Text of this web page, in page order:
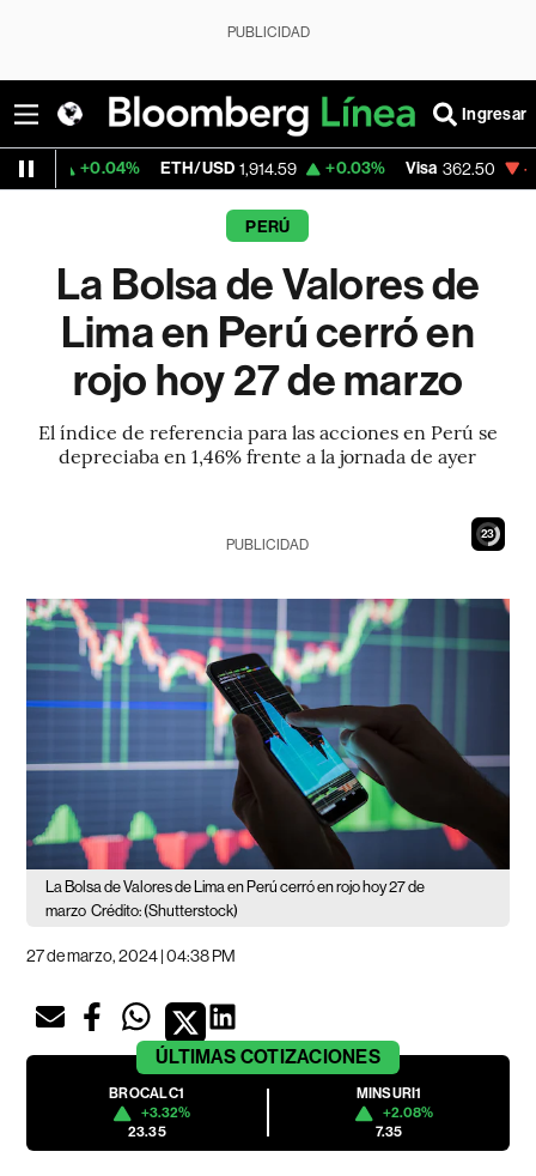
PUBLICIDAD
Ingresar
ETH/USD 1,914.59 +0.03% Visa 362.50 -2.15%
PERÚ
La Bolsa de Valores de
Lima en Perú cerró en
rojo hoy 27 de marzo
El índice de referencia para las acciones en Perú se
depreciaba en 1,46% frente a la jornada de ayer
22
PUBLICIDAD
La Bolsa de Valores de Lima en Perú cerró en rojo hoy 27 de
marzo Crédito: (Shutterstock)
27 de marzo, 2024 | 04:38 PM
ÚLTIMAS COTIZACIONES
BROCALC1
+3.32%
23.35
MINSURI1
+2.08%
7.35